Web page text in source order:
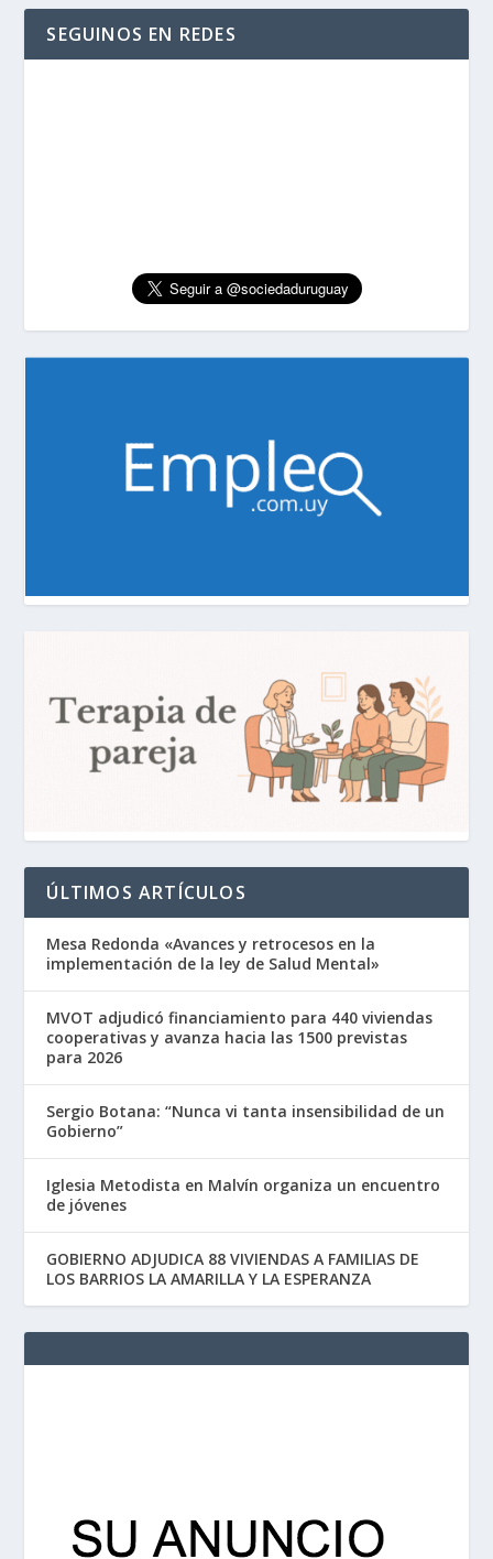
SEGUINOS EN REDES
ÚLTIMOS ARTÍCULOS
Mesa Redonda «Avances y retrocesos en la
implementación de la ley de Salud Mental»
MVOT adjudicó financiamiento para 440 viviendas
cooperativas y avanza hacia las 1500 previstas
para 2026
Sergio Botana: “Nunca vi tanta insensibilidad de un
Gobierno”
Iglesia Metodista en Malvín organiza un encuentro
de jóvenes
GOBIERNO ADJUDICA 88 VIVIENDAS A FAMILIAS DE
LOS BARRIOS LA AMARILLA Y LA ESPERANZA